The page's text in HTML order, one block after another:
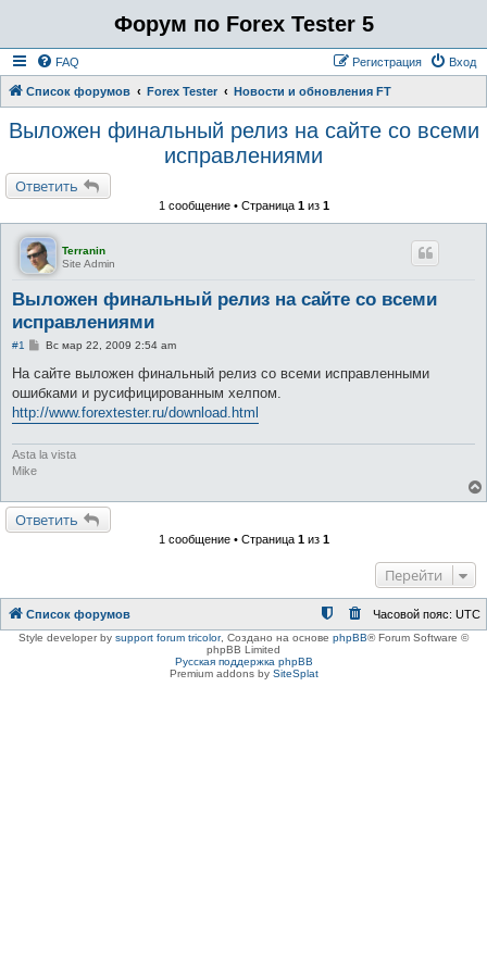
Форум по Forex Tester 5
FAQ Вход
Регистрация
Список форумов Forex Tester Новости и обновления FT
Выложен финальный релиз на сайте со всеми
исправлениями
Ответить
1 сообщение • Страница 1из 1
Terranin
Site Admin
Выложен финальный релиз на сайте со всеми
исправлениями
#1
С
о
щ
е
н
е
Вс мар 22, 2009 2:54 am
На сайте выложен финальный релиз со всеми исправленными
ошибками и русифицированным хелпом.
http://www.forextester.ru/download.html
Asta la vista
Mike
Ответить
1 сообщение • Страница 1из 1
Перейти
Список форумов Часовой пояс: UTC
Style developer by support forum tricolor, Создано на основе phpBB® Forum Software ©
phpBB Limited
Русская поддержка phpBB
Premium addons by SiteSplat